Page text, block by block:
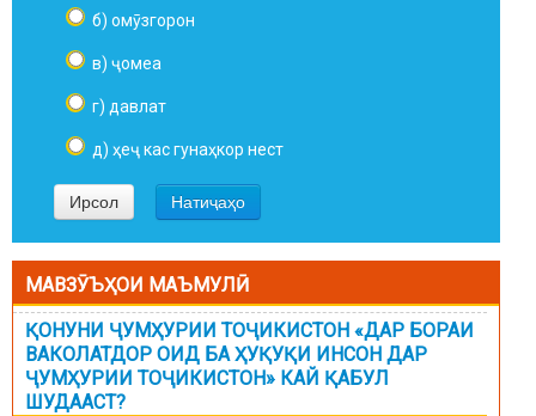
б) омӯзгорон
в) ҷомеа
г) давлат
д) ҳеҷ кас гунаҳкор нест
МАВЗӮЪҲОИ МАЪМУЛӢ
ҚОНУНИ ҶУМҲУРИИ ТОҶИКИСТОН «ДАР БОРАИ
ВАКОЛАТДОР ОИД БА ҲУҚУҚИ ИНСОН ДАР
ҶУМҲУРИИ ТОҶИКИСТОН» КАЙ ҚАБУЛ
ШУДААСТ?